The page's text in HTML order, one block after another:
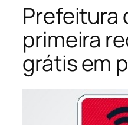
Prefeitura
primeira
grátis em